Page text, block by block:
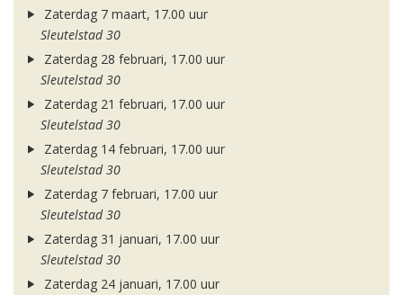
Zaterdag 7 maart, 17.00 uur
Sleutelstad 30
Zaterdag 28 februari, 17.00 uur
Sleutelstad 30
Zaterdag 21 februari, 17.00 uur
Sleutelstad 30
Zaterdag 14 februari, 17.00 uur
Sleutelstad 30
Zaterdag 7 februari, 17.00 uur
Sleutelstad 30
Zaterdag 31 januari, 17.00 uur
Sleutelstad 30
Zaterdag 24 januari, 17.00 uur